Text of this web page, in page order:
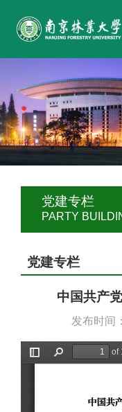
党建专栏
PARTY
党建专栏
中国共产
发布时间